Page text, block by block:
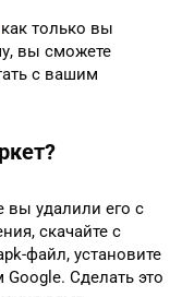
как только вы
вы сможете
с вашим
вы удалили его с
скачайте с
файл, установите
Google. Сделать это